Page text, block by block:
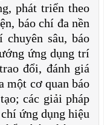
phát triển theo
báo chí đa nền
sâu, báo
ứng dụng trí
đổi, đánh giá
một cơ quan báo
các giải pháp
ứng dụng hiệu